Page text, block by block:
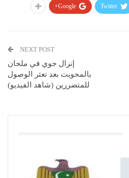
Twitter
Google+
NEXT POST
إنزال جوي في ملحان
بالمحويت بعد تعثر الوصول
للمتضررين (شاهد الفيديو)